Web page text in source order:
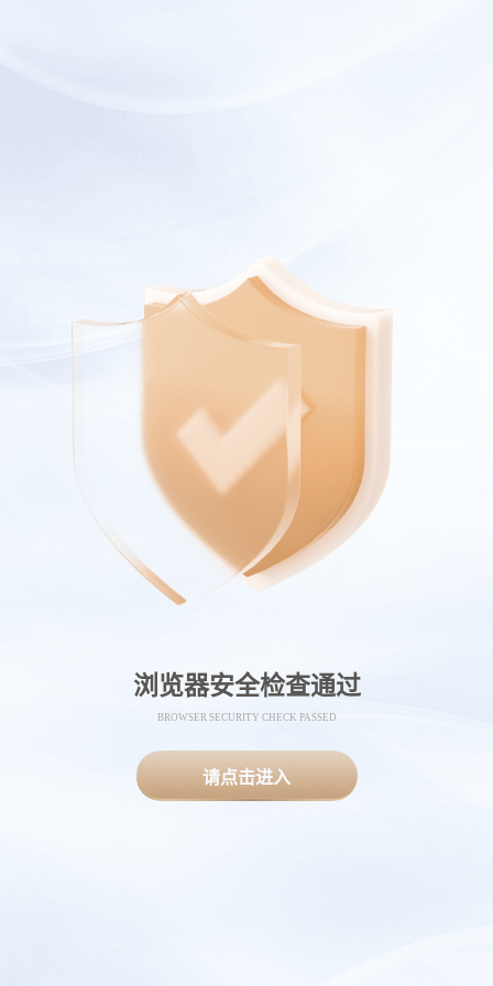
浏览器安全检查通过
BROWSER SECURITY CHECK PASSED
请点击进入